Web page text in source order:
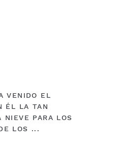
VENIDO EL
ÉL LA TAN
NIEVE PARA LOS
LOS ...